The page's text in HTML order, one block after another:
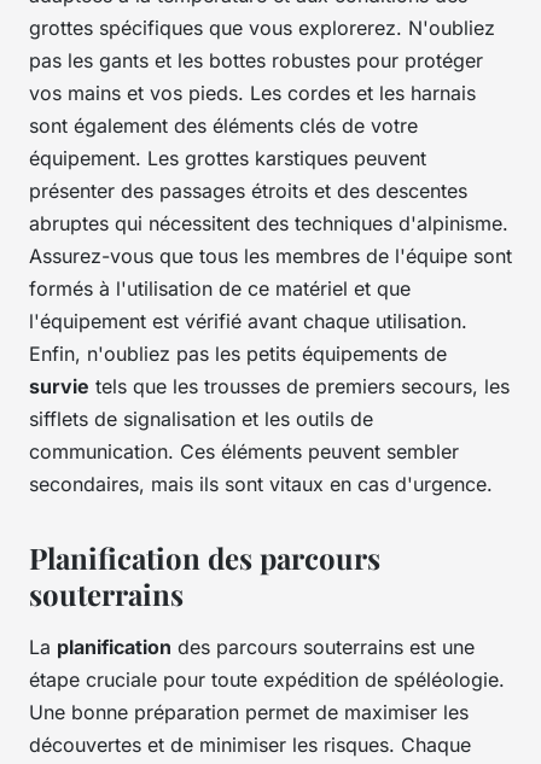
grottes spécifiques que vous explorerez. N'oubliez
pas les gants et les bottes robustes pour protéger
vos mains et vos pieds. Les cordes et les harnais
sont également des éléments clés de votre
équipement. Les grottes karstiques peuvent
présenter des passages étroits et des descentes
abruptes qui nécessitent des techniques d'alpinisme.
Assurez-vous que tous les membres de l'équipe sont
formés à l'utilisation de ce matériel et que
l'équipement est vérifié avant chaque utilisation.
Enfin, n'oubliez pas les petits équipements de
survie tels que les trousses de premiers secours, les
sifflets de signalisation et les outils de
communication. Ces éléments peuvent sembler
secondaires, mais ils sont vitaux en cas d'urgence.
Planification des parcours
souterrains
La planification des parcours souterrains est une
étape cruciale pour toute expédition de spéléologie.
Une bonne préparation permet de maximiser les
découvertes et de minimiser les risques. Chaque